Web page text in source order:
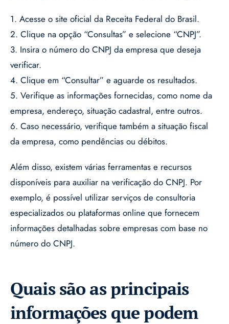
1. Acesse o site oficial da Receita Federal do Brasil.
2. Clique na opção “Consultas” e selecione “CNPJ”.
3. Insira o número do CNPJ da empresa que deseja
verificar.
4. Clique em “Consultar” e aguarde os resultados.
5. Verifique as informações fornecidas, como nome da
empresa, endereço, situação cadastral, entre outros.
6. Caso necessário, verifique também a situação fiscal
da empresa, como pendências ou débitos.
Além disso, existem várias ferramentas e recursos
disponíveis para auxiliar na verificação do CNPJ. Por
exemplo, é possível utilizar serviços de consultoria
especializados ou plataformas online que fornecem
informações detalhadas sobre empresas com base no
número do CNPJ.
Quais são as principais
informações que podem